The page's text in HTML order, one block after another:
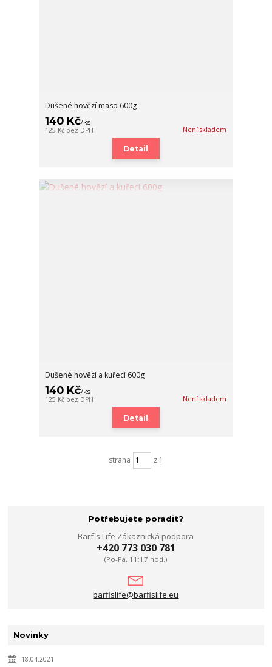
Dušené hovězí maso 600g
140 Kč/ks
125 Kč bez DPH Není skladem
Detail
Dušené hovězí a kuřecí 600g
140 Kč/ks
125 Kč bez DPH Není skladem
Detail
strana z 1
Potřebujete poradit?
Barf´s Life Zákaznická podpora
+420 773 030 781
(Po-Pá, 11:17 hod.)
barfislife@barfislife.eu
Novinky
18.04.2021